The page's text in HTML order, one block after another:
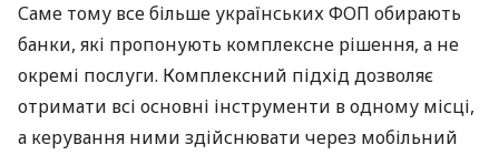
Саме тому все більше українських ФОП обирають
банки, які пропонують комплексне рішення, а не
окремі послуги. Комплексний підхід дозволяє
отримати всі основні інструменти в одному місці,
а керування ними здійснювати через мобільний